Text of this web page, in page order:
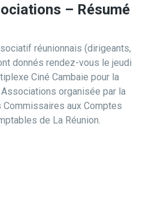
– Résumé
réunionnais (dirigeants,
donnés rendez-vous le jeudi
Ciné Cambaie pour la
organisée par la
aux Comptes
de La Réunion.